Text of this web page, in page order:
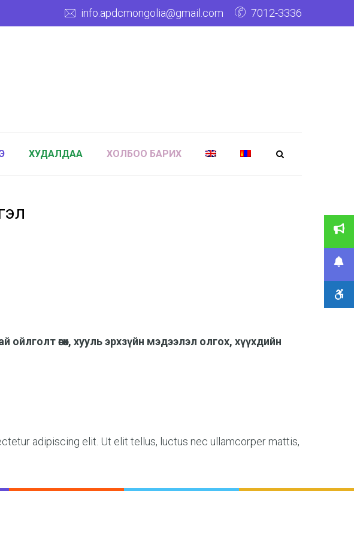
info.apdcmongolia@gmail.com 7012-3336
ХУДАЛДАА ХОЛБОО БАРИХ
өгөх, хууль эрхзүйн мэдээлэл олгох, хүүхдийн
adipiscing elit. Ut elit tellus, luctus nec ullamcorper mattis,